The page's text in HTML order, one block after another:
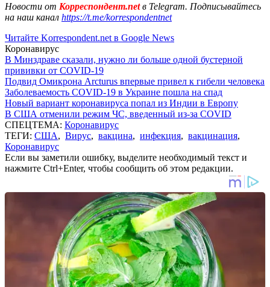
Новости от Корреспондент.netв Telegram. Подписывайтесь
на наш канал https://t.me/korrespondentnet
Читайте Korrespondent.net в Google News
Коронавирус
В Минздраве сказали, нужно ли больше одной бустерной
прививки от COVID-19
Подвид Омикрона Arcturus впервые привел к гибели человека
Заболеваемость COVID-19 в Украине пошла на спад
Новый вариант коронавируса попал из Индии в Европу
В США отменили режим ЧС, введенный из-за COVID
СПЕЦТЕМА: Коронавирус
ТЕГИ: США, Вирус, вакцина, инфекция, вакцинация,
Коронавирус
Если вы заметили ошибку, выделите необходимый текст и
нажмите Ctrl+Enter, чтобы сообщить об этом редакции.